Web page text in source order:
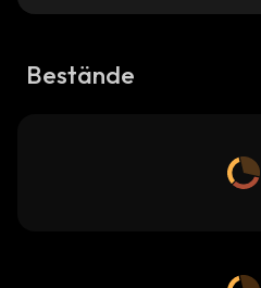
Bestände